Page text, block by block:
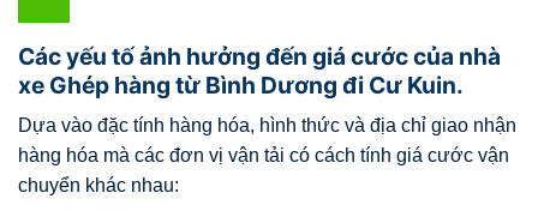
Các yếu tố ảnh hưởng đến giá cước của nhà
xe Ghép hàng từ Bình Dương đi Cư Kuin.
Dựa vào đặc tính hàng hóa, hình thức và địa chỉ giao nhận
hàng hóa mà các đơn vị vận tải có cách tính giá cước vận
chuyển khác nhau: